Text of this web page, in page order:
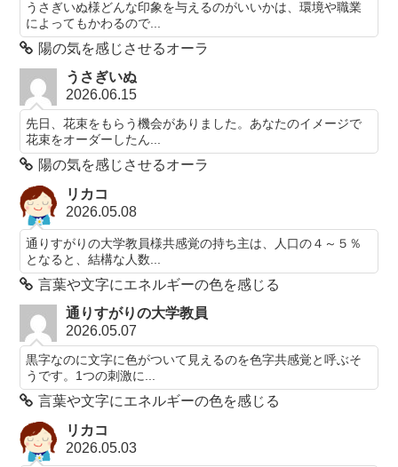
うさぎいぬ様どんな印象を与えるのがいいかは、環境や職業
によってもかわるので...
陽の気を感じさせるオーラ
うさぎいぬ
2026.06.15
先日、花束をもらう機会がありました。あなたのイメージで
花束をオーダーしたん...
陽の気を感じさせるオーラ
リカコ
2026.05.08
通りすがりの大学教員様共感覚の持ち主は、人口の４～５％
となると、結構な人数...
言葉や文字にエネルギーの色を感じる
通りすがりの大学教員
2026.05.07
黒字なのに文字に色がついて見えるのを色字共感覚と呼ぶそ
うです。1つの刺激に...
言葉や文字にエネルギーの色を感じる
リカコ
2026.05.03